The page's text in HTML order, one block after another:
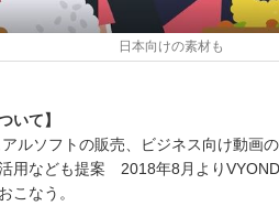
日本向けの素材も
いて】
ルソフトの販売、ビジネス向け動画
用なども提案 2018年8月より
こなう。